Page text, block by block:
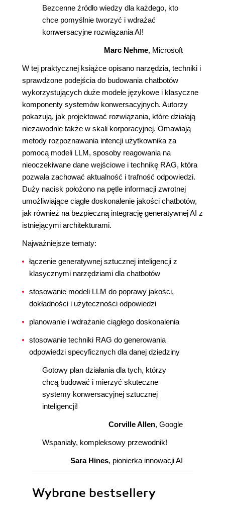
Bezcenne źródło wiedzy dla każdego, kto
chce pomyślnie tworzyć i wdrażać
konwersacyjne rozwiązania AI!
Marc Nehme, Microsoft
W tej praktycznej książce opisano narzędzia, techniki i
sprawdzone podejścia do budowania chatbotów
wykorzystujących duże modele językowe i klasyczne
komponenty systemów konwersacyjnych. Autorzy
pokazują, jak projektować rozwiązania, które działają
niezawodnie także w skali korporacyjnej. Omawiają
metody rozpoznawania intencji użytkownika za
pomocą modeli LLM, sposoby reagowania na
nieoczekiwane dane wejściowe i technikę RAG, która
pozwala zachować aktualność i trafność odpowiedzi.
Duży nacisk położono na pętle informacji zwrotnej
umożliwiające ciągłe doskonalenie jakości chatbotów,
jak również na bezpieczną integrację generatywnej AI z
istniejącymi architekturami.
Najważniejsze tematy:
łączenie generatywnej sztucznej inteligencji z
klasycznymi narzędziami dla chatbotów
stosowanie modeli LLM do poprawy jakości,
dokładności i użyteczności odpowiedzi
planowanie i wdrażanie ciągłego doskonalenia
stosowanie techniki RAG do generowania
odpowiedzi specyficznych dla danej dziedziny
Gotowy plan działania dla tych, którzy
chcą budować i mierzyć skuteczne
systemy konwersacyjnej sztucznej
inteligencji!
Corville Allen, Google
Wspaniały, kompleksowy przewodnik!
Sara Hines, pionierka innowacji AI
Wybrane bestsellery